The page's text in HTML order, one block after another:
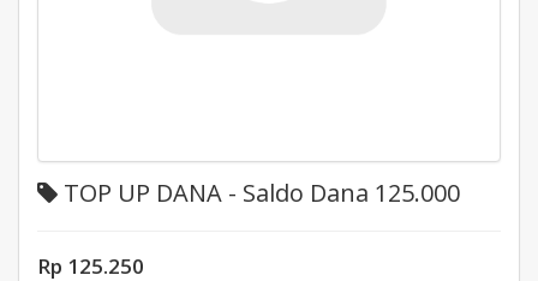
TOP UP DANA - Saldo Dana 125.000
Rp 125.250